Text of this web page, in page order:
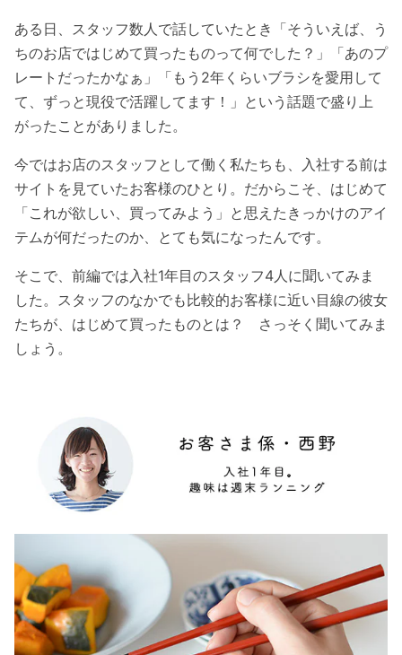
ある日、スタッフ数人で話していたとき「そういえば、う
ちのお店ではじめて買ったものって何でした？」「あのプ
レートだったかなぁ」「もう2年くらいブラシを愛用して
て、ずっと現役で活躍してます！」という話題で盛り上
がったことがありました。
今ではお店のスタッフとして働く私たちも、入社する前は
サイトを見ていたお客様のひとり。だからこそ、はじめて
「これが欲しい、買ってみよう」と思えたきっかけのアイ
テムが何だったのか、とても気になったんです。
そこで、前編では入社1年目のスタッフ4人に聞いてみま
した。スタッフのなかでも比較的お客様に近い目線の彼女
たちが、はじめて買ったものとは？ さっそく聞いてみま
しょう。